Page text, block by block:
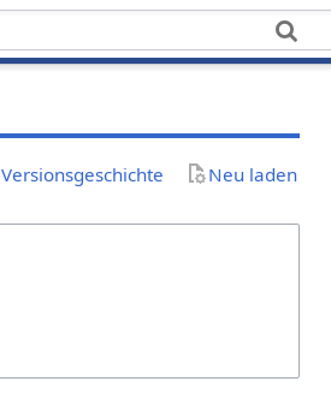
Versionsgeschichte Neu laden